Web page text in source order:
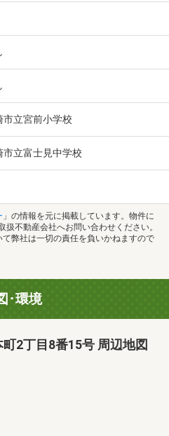
市立宮前小学校
市立富士見中学校
」の情報を元に掲載しています。物件に
不動産会社へお問い合わせください。
弊社は一切の責任を負いかねますので
･環境
2丁目8番15号 周辺地図